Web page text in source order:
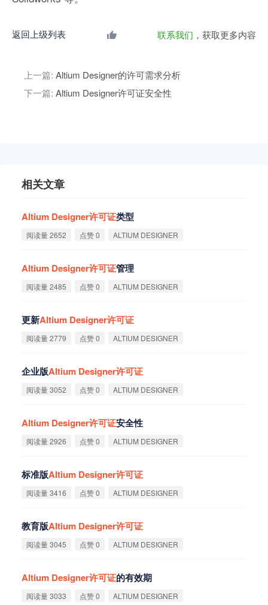
返回上级列表 联系我们 ，获取更多内容
上一篇: Altium Designer的许可需求分析
下一篇: Altium Designer许可证安全性
相关文章
Altium Designer许可证类型
阅读量 2652 点赞 0 ALTIUM DESIGNER
Altium Designer许可证管理
阅读量 2485 点赞 0 ALTIUM DESIGNER
更新Altium Designer许可证
阅读量 2779 点赞 0 ALTIUM DESIGNER
企业版Altium Designer许可证
阅读量 3052 点赞 0 ALTIUM DESIGNER
Altium Designer许可证安全性
阅读量 2926 点赞 0 ALTIUM DESIGNER
标准版Altium Designer许可证
阅读量 3416 点赞 0 ALTIUM DESIGNER
教育版Altium Designer许可证
阅读量 3045 点赞 0 ALTIUM DESIGNER
Altium Designer许可证的有效期
阅读量 3033 点赞 0 ALTIUM DESIGNER